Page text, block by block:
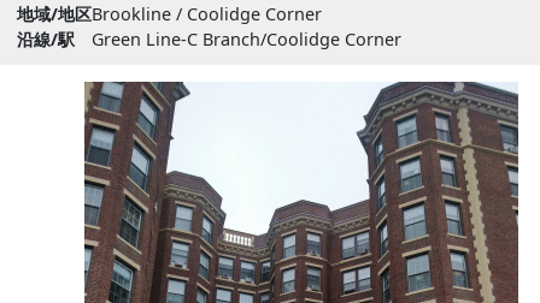
地域/地区Brookline / Coolidge Corner
沿線/駅
Green Line-C Branch/Coolidge Corner